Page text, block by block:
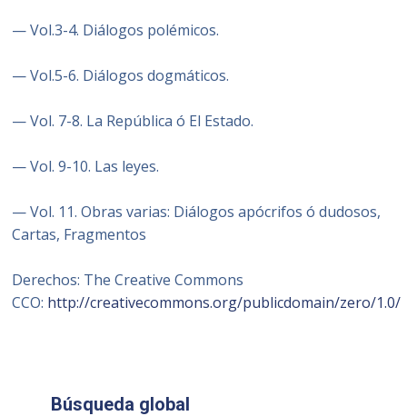
— Vol.3-4. Diálogos polémicos.
— Vol.5-6. Diálogos dogmáticos.
— Vol. 7-8. La República ó El Estado.
— Vol. 9-10. Las leyes.
— Vol. 11. Obras varias: Diálogos apócrifos ó dudosos,
Cartas, Fragmentos
Derechos: The Creative Commons
CCO: http://creativecommons.org/publicdomain/zero/1.0/
Búsqueda global